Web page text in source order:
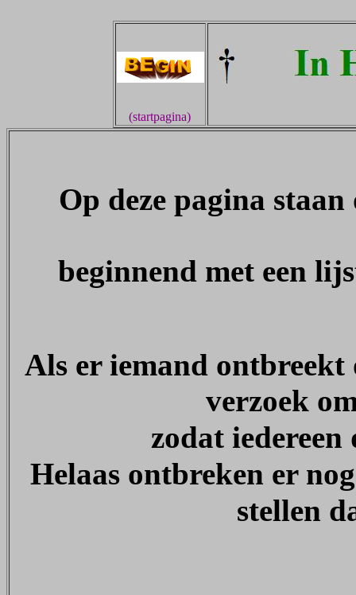
(startpagina)
Op deze pagina
beginnend met een
Als er iemand ontbreekt
verzoek
zodat
Helaas ontbreken er
stellen